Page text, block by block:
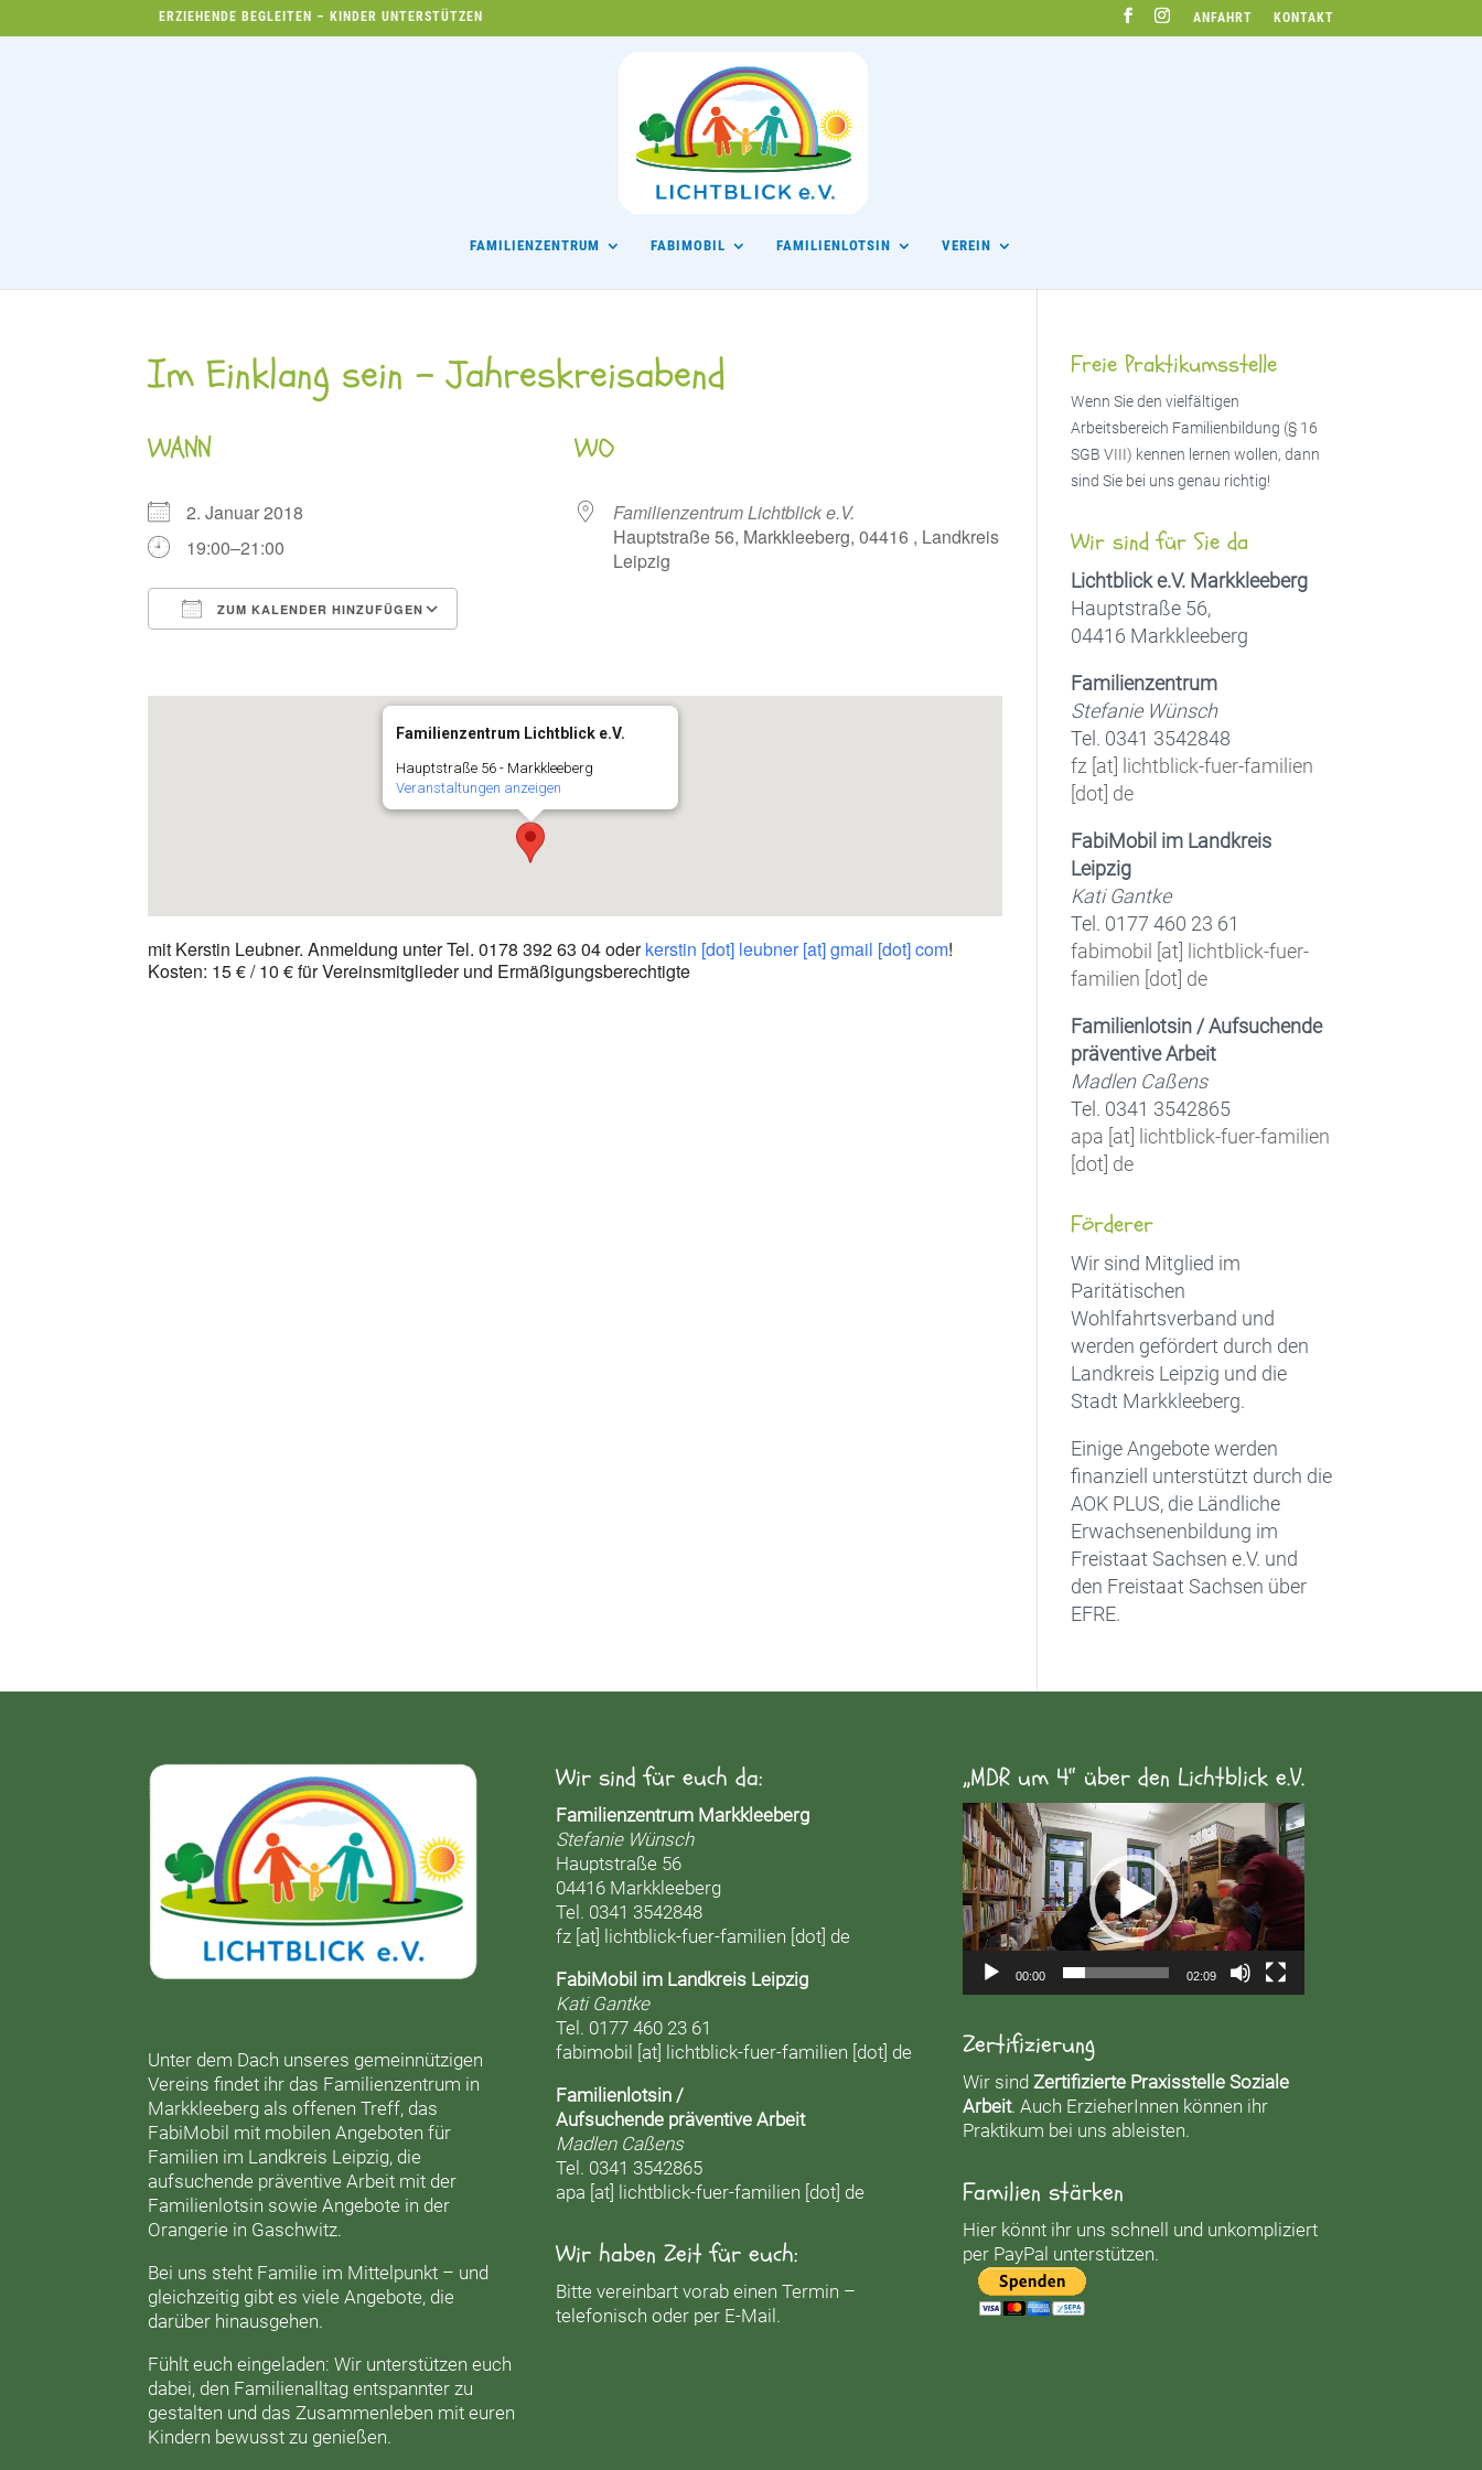
ERZIEHENDE BEGLEITEN – KINDER UNTERSTÜTZEN ANFAHRT KONTAKT
FAMILIENZENTRUM FABIMOBIL FAMILIENLOTSIN VEREIN
Im Einklang sein – Jahreskreisabend
WANN
2. Januar 2018
19:00–21:00
ZUM KALENDER HINZUFÜGEN
Office 365
WO
Familienzentrum Lichtblick e.V.
Hauptstraße 56, Markkleeberg, 04416 , Landkreis
Leipzig
Familienzentrum Lichtblick e.V.
Hauptstraße 56 - Markkleeberg
Veranstaltungen anzeigen
mit Kerstin Leubner. Anmeldung unter Tel. 0178 392 63 04 oderkerstin [dot] leubner [at] gmail [dot] com!
Kosten: 15 € / 10 € für Vereinsmitglieder und Ermäßigungsberechtigte
Freie Praktikumsstelle
Wenn Sie den vielfältigen
Arbeitsbereich Familienbildung (§ 16
SGB VIII) kennen lernen wollen, dann
sind Sie bei uns genau richtig!
Wir sind für Sie da
Lichtblick e.V. Markkleeberg
Hauptstraße 56,
04416 Markkleeberg
Familienzentrum
Stefanie Wünsch
Tel. 0341 3542848
fz [at] lichtblick-fuer-familien
[dot] de
FabiMobil im Landkreis
Leipzig
Kati Gantke
Tel. 0177 460 23 61
fabimobil [at] lichtblick-fuer-
familien [dot] de
Familienlotsin / Aufsuchende
präventive Arbeit
Madlen Caßens
Tel. 0341 3542865
apa [at] lichtblick-fuer-familien
[dot] de
Förderer
Wir sind Mitglied im
Paritätischen
Wohlfahrtsverband und
werden gefördert durch den
Landkreis Leipzig und die
Stadt Markkleeberg.
Einige Angebote werden
finanziell unterstützt durch die
AOK PLUS, die Ländliche
Erwachsenenbildung im
Freistaat Sachsen e.V. und
den Freistaat Sachsen über
EFRE.
Unter dem Dach unseres gemeinnützigen
Vereins findet ihr das Familienzentrum in
Markkleeberg als offenen Treff, das
FabiMobil mit mobilen Angeboten für
Familien im Landkreis Leipzig, die
aufsuchende präventive Arbeit mit der
Familienlotsin sowie Angebote in der
Orangerie in Gaschwitz.
Bei uns steht Familie im Mittelpunkt – und
gleichzeitig gibt es viele Angebote, die
darüber hinausgehen.
Fühlt euch eingeladen: Wir unterstützen euch
dabei, den Familienalltag entspannter zu
gestalten und das Zusammenleben mit euren
Kindern bewusst zu genießen.
Wir sind für euch da:
Familienzentrum Markkleeberg
Stefanie Wünsch
Hauptstraße 56
04416 Markkleeberg
Tel. 0341 3542848
fz [at] lichtblick-fuer-familien [dot] de
FabiMobil im Landkreis Leipzig
Kati Gantke
Tel. 0177 460 23 61
fabimobil [at] lichtblick-fuer-familien [dot] de
Familienlotsin /
Aufsuchende präventive Arbeit
Madlen Caßens
Tel. 0341 3542865
apa [at] lichtblick-fuer-familien [dot] de
Wir haben Zeit für euch:
Bitte vereinbart vorab einen Termin –
telefonisch oder per E-Mail.
„MDR um 4“ über den Lichtblick e.V.
Video-
Player
00:00 02:09
Zertifizierung
Wir sind Zertifizierte Praxisstelle Soziale
Arbeit. Auch ErzieherInnen können ihr
Praktikum bei uns ableisten.
Familien stärken
Hier könnt ihr uns schnell und unkompliziert
per PayPal unterstützen.